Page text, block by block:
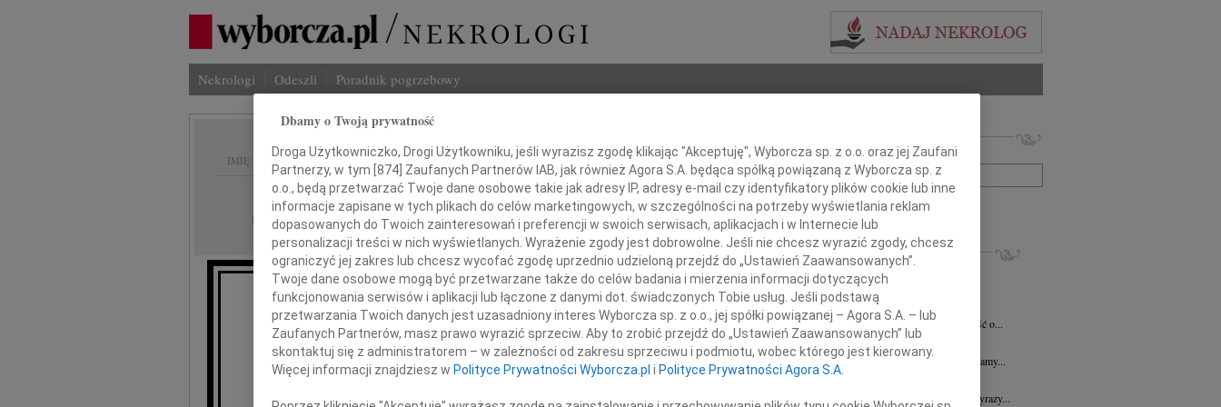
Nekrologi Odeszli Poradnik pogrzebowy
IMIĘ I NAZWISKO:
REGION: Płock
DATA EMISJI: 08.04.2022
Panu
Sebastianowi Rakowskiemu
Imię i nazwisko lub numer ogłoszenia:
+ szukanie zaawansowane
INNE NEKROLOGI
16.07.2026Płock
Wyrazy głębokiego współczucia dla Pani...
Cezary Fijałkowski 03.07.2026
Z głębokim smutkiem przyjęliśmy wiadomość o...
29.06.2026
Płock
Naszej Koleżance Julicie Kalinowskiej składamy...
19.06.2026
Naszej Koleżance Wioletcie Czajkowskiej wyrazy...
Dbamy o Twoją prywatność
Droga Użytkowniczko, Drogi Użytkowniku, jeśli wyrazisz zgodę klikając "Akceptuję", Wyborcza sp. z o.o. oraz jej Zaufani
Partnerzy, w tym [874] Zaufanych Partnerów IAB, jak również Agora S.A. będąca spółką powiązaną z Wyborcza sp. z
o.o., będą przetwarzać Twoje dane osobowe takie jak adresy IP, adresy e-mail czy identyfikatory plików cookie lub inne
informacje zapisane w tych plikach do celów marketingowych, w szczególności na potrzeby wyświetlania reklam
dopasowanych do Twoich zainteresowań i preferencji w swoich serwisach, aplikacjach i w Internecie lub
personalizacji treści w nich wyświetlanych. Wyrażenie zgody jest dobrowolne. Jeśli nie chcesz wyrazić zgody, chcesz
ograniczyć jej zakres lub chcesz wycofać zgodę uprzednio udzieloną przejdź do „Ustawień Zaawansowanych”.
Twoje dane osobowe mogą być przetwarzane także do celów badania i mierzenia informacji dotyczących
funkcjonowania serwisów i aplikacji lub łączone z danymi dot. świadczonych Tobie usług. Jeśli podstawą
przetwarzania Twoich danych jest uzasadniony interes Wyborcza sp. z o.o., jej spółki powiązanej – Agora S.A. – lub
Zaufanych Partnerów, masz prawo wyrazić sprzeciw. Aby to zrobić przejdź do „Ustawień Zaawansowanych” lub
skontaktuj się z administratorem – w zależności od zakresu sprzeciwu i podmiotu, wobec którego jest kierowany.
Więcej informacji znajdziesz w Polityce Prywatności Wyborcza.pl i Polityce Prywatności Agora S.A.